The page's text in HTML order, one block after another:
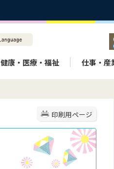
健康・医療・福祉 仕事・産
印刷用ページ